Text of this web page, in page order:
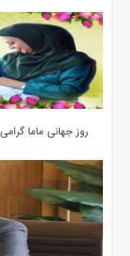
روز جهانی ماما